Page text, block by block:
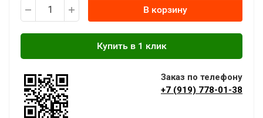
В корзину
Заказ по телефону
+7 (919) 778-01-38